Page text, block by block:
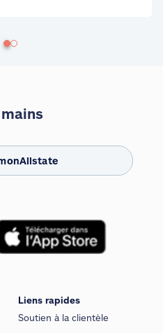
Liens rapides
Soutien à la clientèle